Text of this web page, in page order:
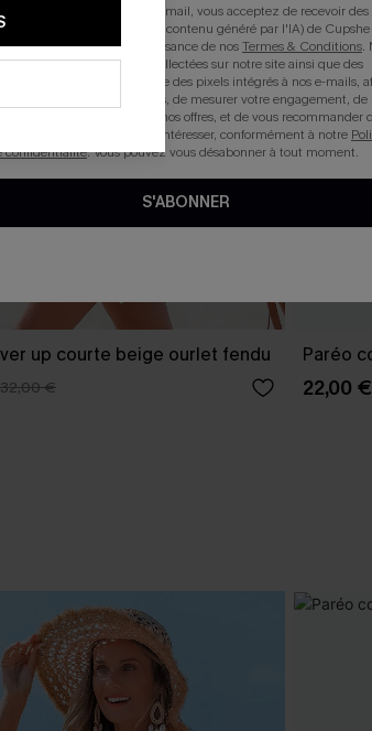
up courte beige ourlet fendu
32,00 €
Paréo
22,00 €
soumettant votre adresse e-mail, vous acceptez de recevoir des
marketing (y compris du contenu généré par l'IA) de Cupshe
avoir pris connaissance de nosTermes & Conditions.
utiliser les données collectées sur notre site ainsi que des
de suivi, telles que des pixels intégrés à nos e-mails,
si ceux-ci ont été ouverts, de mesurer votre engagement, de
nos contenus et nos offres, et de vous recommander
susceptibles de vous intéresser, conformément à notre
confidentialité. Vous pouvez vous désabonner à tout moment.
S'ABONNER